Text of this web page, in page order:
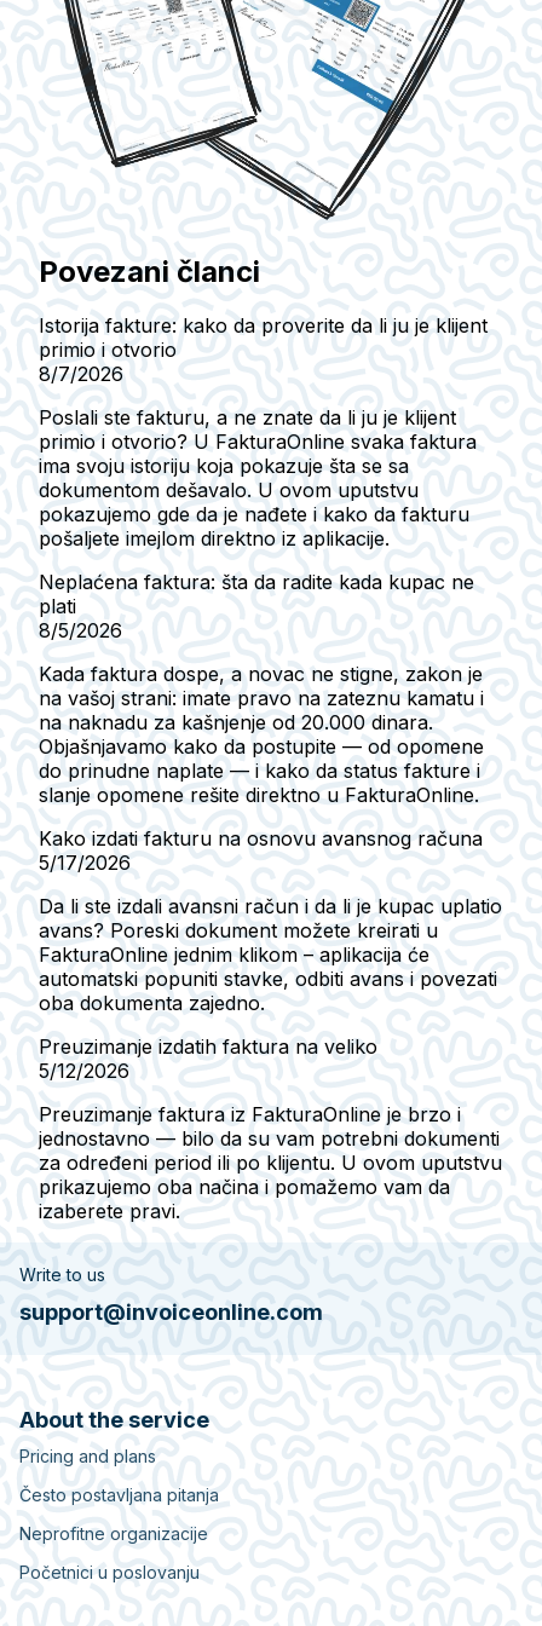
Povezani članci
Istorija fakture: kako da proverite da li ju je klijent
primio i otvorio
8/7/2026
Poslali ste fakturu, a ne znate da li ju je klijent
primio i otvorio? U FakturaOnline svaka faktura
ima svoju istoriju koja pokazuje šta se sa
dokumentom dešavalo. U ovom uputstvu
pokazujemo gde da je nađete i kako da fakturu
pošaljete imejlom direktno iz aplikacije.
Neplaćena faktura: šta da radite kada kupac ne
plati
8/5/2026
Kada faktura dospe, a novac ne stigne, zakon je
na vašoj strani: imate pravo na zateznu kamatu i
na naknadu za kašnjenje od 20.000 dinara.
Objašnjavamo kako da postupite — od opomene
do prinudne naplate — i kako da status fakture i
slanje opomene rešite direktno u FakturaOnline.
Kako izdati fakturu na osnovu avansnog računa
5/17/2026
Da li ste izdali avansni račun i da li je kupac uplatio
avans? Poreski dokument možete kreirati u
FakturaOnline jednim klikom – aplikacija će
automatski popuniti stavke, odbiti avans i povezati
oba dokumenta zajedno.
Preuzimanje izdatih faktura na veliko
5/12/2026
Preuzimanje faktura iz FakturaOnline je brzo i
jednostavno — bilo da su vam potrebni dokumenti
za određeni period ili po klijentu. U ovom uputstvu
prikazujemo oba načina i pomažemo vam da
izaberete pravi.
Write to us
support@invoiceonline.com
About the service
Pricing and plans
Često postavljana pitanja
Neprofitne organizacije
Početnici u poslovanju